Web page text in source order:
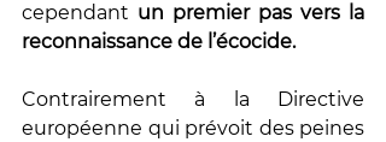
cependant un premier pas vers la
reconnaissance de l’écocide.
Contrairement à la Directive
européenne qui prévoit des peines